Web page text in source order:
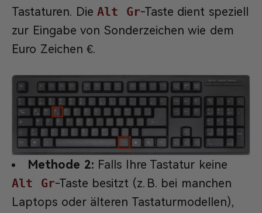
Tastaturen. Die Alt Gr-Taste dient speziell
zur Eingabe von Sonderzeichen wie dem
Euro Zeichen €.
Methode 2: Falls Ihre Tastatur keine
Alt Gr-Taste besitzt (z. B. bei manchen
Laptops oder älteren Tastaturmodellen),